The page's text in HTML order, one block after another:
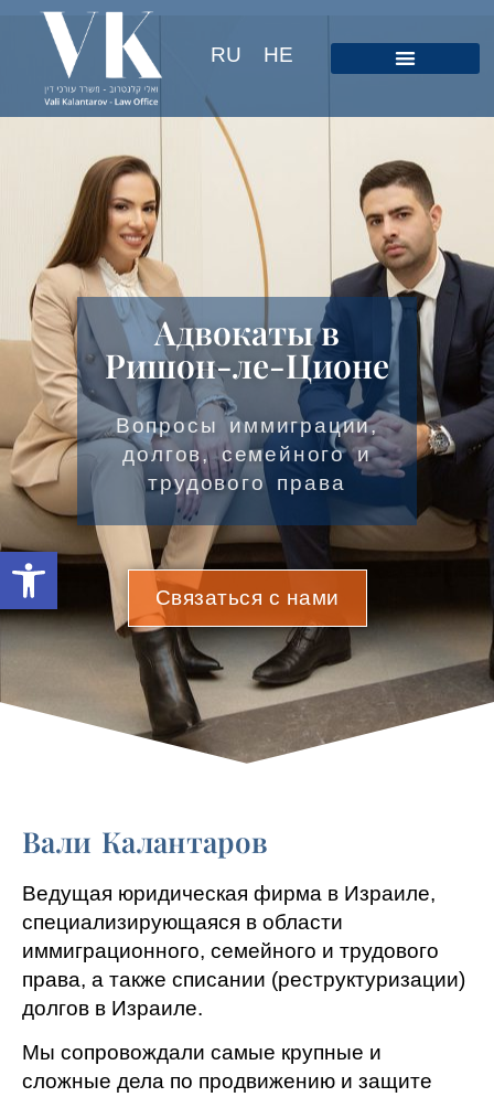
Открыть панель
RU HE
Адвокаты в
Ришон-ле-Ционе
Вопросы иммиграции,
долгов, семейного и
трудового права
Связаться с нами
Вали Калантаров
Ведущая юридическая фирма в Израиле,
специализирующаяся в области
иммиграционного, семейного и трудового
права, а также списании (реструктуризации)
долгов в Израиле.
Мы сопровождали самые крупные и
сложные дела по продвижению и защите